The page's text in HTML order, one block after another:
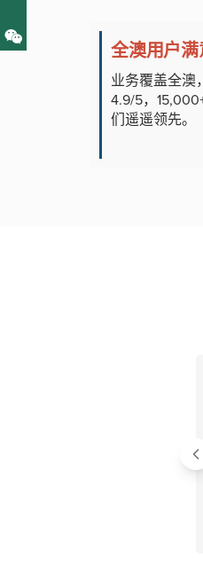
全澳用户满
业务覆盖全澳
4.9/5，
们遥遥领先。